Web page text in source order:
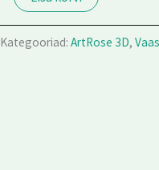
Kategooriad: ArtRose 3D,